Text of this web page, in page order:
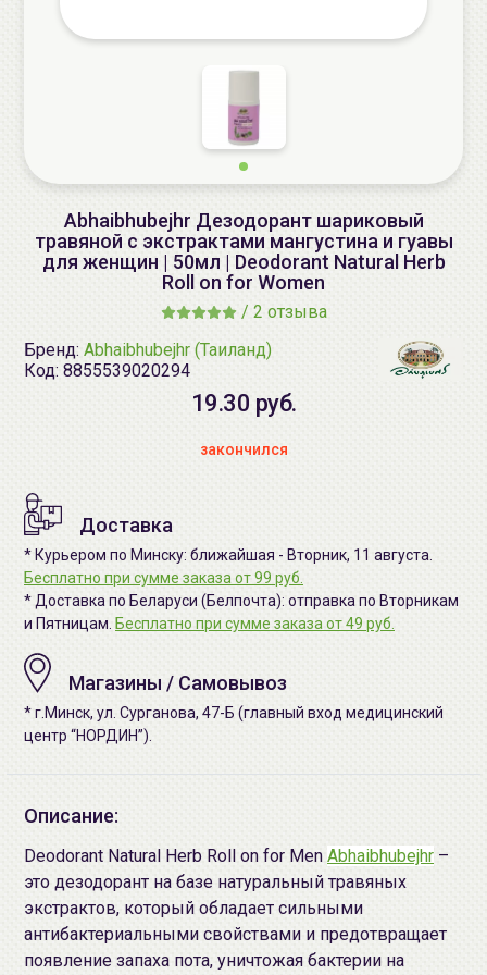
Abhaibhubejhr Дезодорант шариковый
травяной с экстрактами мангустина и гуавы
для женщин | 50мл | Deodorant Natural Herb
Roll on for Women
/ 2 отзыва
Бренд: Abhaibhubejhr (Таиланд)
Код: 8855539020294
19.30 руб.
закончился
Доставка
* Курьером по Минску: ближайшая - Вторник, 11 августа.
Бесплатно при сумме заказа от 99 руб.
* Доставка по Беларуси (Белпочта): отправка по Вторникам
и Пятницам. Бесплатно при сумме заказа от 49 руб.
Магазины / Самовывоз
* г.Минск, ул. Сурганова, 47-Б (главный вход медицинский
центр “НОРДИН”).
Описание:
Deodorant Natural Herb Roll on for Men Abhaibhubejhr –
это дезодорант на базе натуральный травяных
экстрактов, который обладает сильными
антибактериальными свойствами и предотвращает
появление запаха пота, уничтожая бактерии на